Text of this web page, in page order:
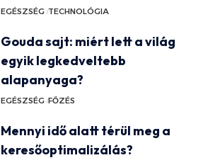
EGÉSZSÉG TECHNOLÓGIA
Gouda sajt: miért lett a világ
egyik legkedveltebb
alapanyaga?
EGÉSZSÉG FŐZÉS
Mennyi idő alatt térül meg a
keresőoptimalizálás?